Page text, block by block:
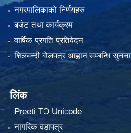
नगरपालिकाको निर्णयहरु
बजेट तथा कार्यक्रम
वार्षिक प्रगति प्रतिवेदन
शिलबन्दी बोलपत्र आह्वान सम्बन्धि सुचना
लिंक
Preeti TO Unicode
नागरिक वडापत्र